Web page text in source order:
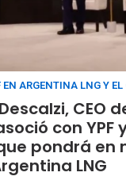
EN ARGENTINA LNG Y EL
CEO
con YPF
pondrá en
LNG